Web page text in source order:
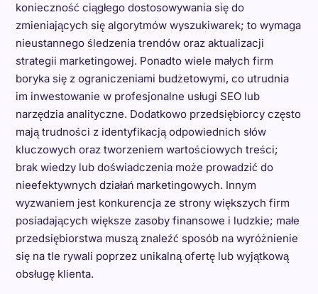
konieczność ciągłego dostosowywania się do
zmieniających się algorytmów wyszukiwarek; to wymaga
nieustannego śledzenia trendów oraz aktualizacji
strategii marketingowej. Ponadto wiele małych firm
boryka się z ograniczeniami budżetowymi, co utrudnia
im inwestowanie w profesjonalne usługi SEO lub
narzędzia analityczne. Dodatkowo przedsiębiorcy często
mają trudności z identyfikacją odpowiednich słów
kluczowych oraz tworzeniem wartościowych treści;
brak wiedzy lub doświadczenia może prowadzić do
nieefektywnych działań marketingowych. Innym
wyzwaniem jest konkurencja ze strony większych firm
posiadających większe zasoby finansowe i ludzkie; małe
przedsiębiorstwa muszą znaleźć sposób na wyróżnienie
się na tle rywali poprzez unikalną ofertę lub wyjątkową
obsługę klienta.